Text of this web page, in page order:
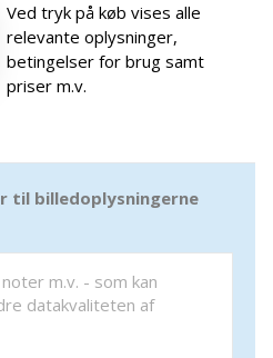
Ved tryk på køb vises alle
relevante oplysninger,
betingelser for brug samt
priser m.v.
til billedoplysningerne